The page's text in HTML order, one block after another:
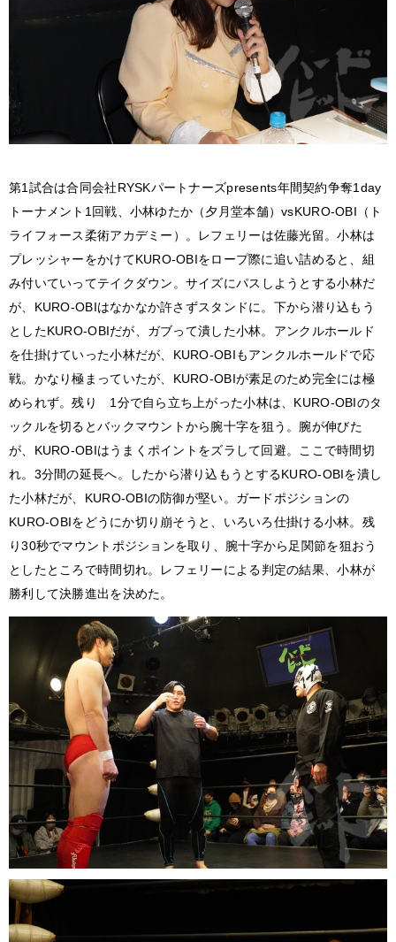
第1試合は合同会社RYSKパートナーズpresents年間契約争奪1day
トーナメント1回戦、小林ゆたか（夕月堂本舗）vsKURO-OBI（ト
ライフォース柔術アカデミー）。レフェリーは佐藤光留。小林は
プレッシャーをかけてKURO-OBIをロープ際に追い詰めると、組
み付いていってテイクダウン。サイズにパスしようとする小林だ
が、KURO-OBIはなかなか許さずスタンドに。下から潜り込もう
としたKURO-OBIだが、ガブって潰した小林。アンクルホールド
を仕掛けていった小林だが、KURO-OBIもアンクルホールドで応
戦。かなり極まっていたが、KURO-OBIが素足のため完全には極
められず。残り 1分で自ら立ち上がった小林は、KURO-OBIのタ
ックルを切るとバックマウントから腕十字を狙う。腕が伸びた
が、KURO-OBIはうまくポイントをズラして回避。ここで時間切
れ。3分間の延長へ。したから潜り込もうとするKURO-OBIを潰し
た小林だが、KURO-OBIの防御が堅い。ガードポジションの
KURO-OBIをどうにか切り崩そうと、いろいろ仕掛ける小林。残
り30秒でマウントポジションを取り、腕十字から足関節を狙おう
としたところで時間切れ。レフェリーによる判定の結果、小林が
勝利して決勝進出を決めた。